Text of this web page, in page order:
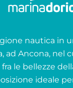
nautica in
ad Ancona, nel
le bellezze
ideale